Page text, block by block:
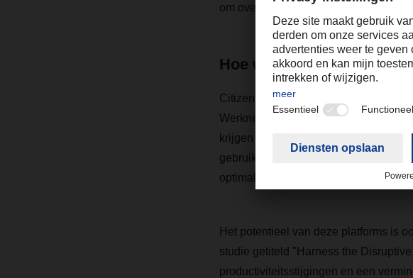
om overbodige ontwikkeling te
Hoe werkt empowerment?
Citizen development is een zakelijke
Werknemers die geen speciale IT- of
krijgen de mogelijkheid om
gebruiken om zelf applicaties te
optimaliseren. Deze werknemers
Het potentieel van deze platforms is
studie getiteld "Harness the
productiviteitsstijgingen en een